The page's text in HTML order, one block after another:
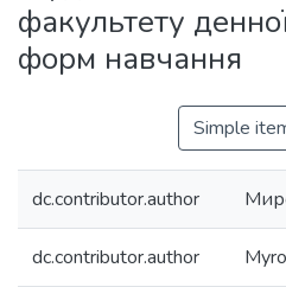
факультету
форм навчання
Simple
dc.contributor.author
dc.contributor.author